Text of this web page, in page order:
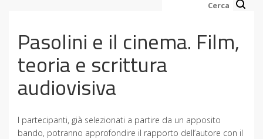
Pasolini e il cinema. Film,
teoria e scrittura
audiovisiva
I partecipanti, già selezionati a partire da un apposito
bando, potranno approfondire il rapporto dell’autore con il